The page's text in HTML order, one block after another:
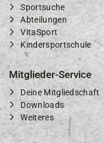
Sportsuche
Abteilungen
VitaSport
Kindersportschule
Mitglieder-Service
Deine Mitgliedschaft
Downloads
Weiteres